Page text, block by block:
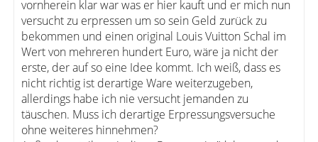
vornherein klar war was er hier kauft und er mich nun
versucht zu erpressen um so sein Geld zurück zu
bekommen und einen original Louis Vuitton Schal im
Wert von mehreren hundert Euro, wäre ja nicht der
erste, der auf so eine Idee kommt. Ich weiß, dass es
nicht richtig ist derartige Ware weiterzugeben,
allerdings habe ich nie versucht jemanden zu
täuschen. Muss ich derartige Erpressungsversuche
ohne weiteres hinnehmen?